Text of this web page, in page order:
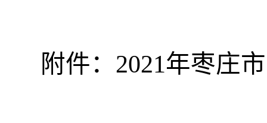
附件：2021年枣庄